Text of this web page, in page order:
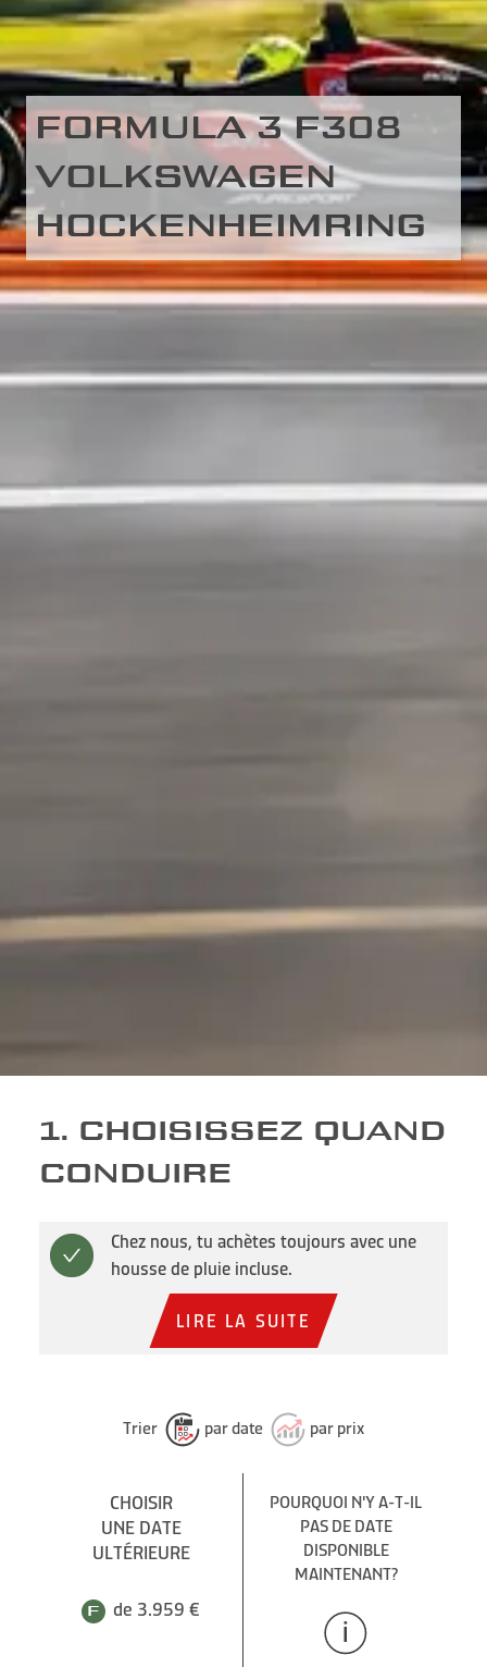
FORMULA 3 F308
VOLKSWAGEN
HOCKENHEIMRING
1. CHOISISSEZ QUAND
CONDUIRE
Chez nous, tu achètes toujours avec une
housse de pluie incluse.
LIRE LA SUITE
Trier par date par prix
CHOISIR
UNE DATE
ULTÉRIEURE
de 3.959 €
POURQUOI N'Y A-T-IL
PAS DE DATE
DISPONIBLE
MAINTENANT?